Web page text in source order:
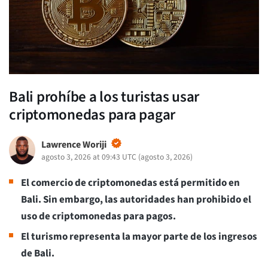
Bali prohíbe a los turistas usar
criptomonedas para pagar
Lawrence Woriji
agosto 3, 2026 at 09:43 UTC (agosto 3, 2026)
El comercio de criptomonedas está permitido en
Bali. Sin embargo, las autoridades han prohibido el
uso de criptomonedas para pagos.
El turismo representa la mayor parte de los ingresos
de Bali.